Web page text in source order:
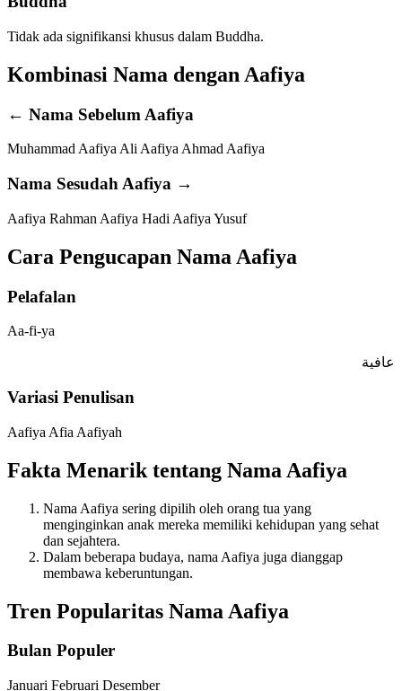
Tidak ada signifikansi khusus dalam Buddha.
Kombinasi Nama dengan Aafiya
← Nama Sebelum Aafiya
Muhammad AafiyaAli AafiyaAhmad Aafiya
Nama Sesudah Aafiya →
Aafiya Rahman Aafiya Hadi Aafiya Yusuf
Cara Pengucapan Nama Aafiya
Pelafalan
Aa-fi-ya
عافية
Variasi Penulisan
Aafiya Afia Aafiyah
Fakta Menarik tentang Nama Aafiya
Nama Aafiya sering dipilih oleh orang tua yang
menginginkan anak mereka memiliki kehidupan yang sehat
dan sejahtera.
Dalam beberapa budaya, nama Aafiya juga dianggap
membawa keberuntungan.
Tren Popularitas Nama Aafiya
Bulan Populer
Januari Februari Desember